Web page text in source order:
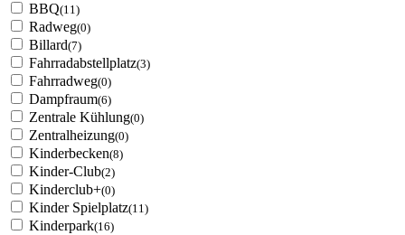
BBQ(11)
Radweg(0)
Billard(7)
Fahrradabstellplatz(3)
Fahrradweg(0)
Dampfraum(6)
Zentrale Kühlung(0)
Zentralheizung(0)
Kinderbecken(8)
Kinder-Club(2)
Kinderclub+(0)
Kinder Spielplatz(11)
Kinderpark(16)